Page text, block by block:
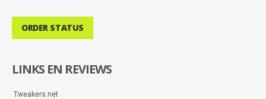
ORDER STATUS
LINKS EN REVIEWS
Tweakers.net